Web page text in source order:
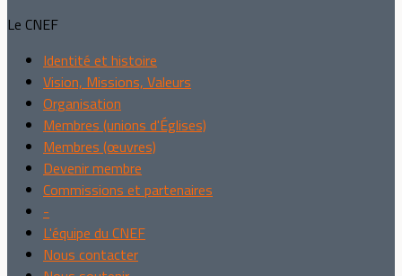
Le CNEF
Identité et histoire
Vision, Missions, Valeurs
Organisation
Membres (unions d'Églises)
Membres (œuvres)
Devenir membre
Commissions et partenaires
-
L'équipe du CNEF
Nous contacter